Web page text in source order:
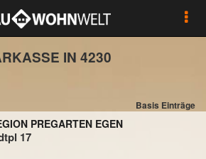
IN 4230
Basis Einträge
PREGARTEN EGEN
17